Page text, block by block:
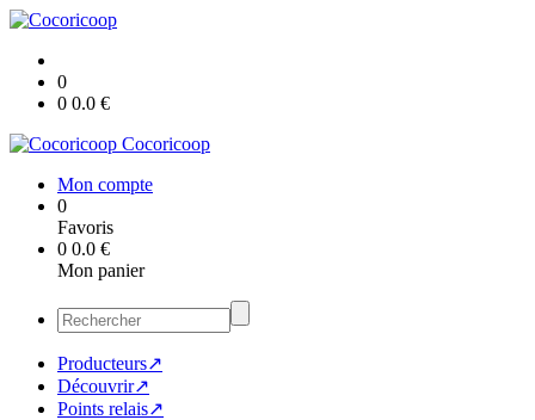
0
0 0.0 €
Cocoricoop
Mon compte
0
Favoris
0 0.0 €
Mon panier
Producteurs↗
Découvrir↗
Points relais↗